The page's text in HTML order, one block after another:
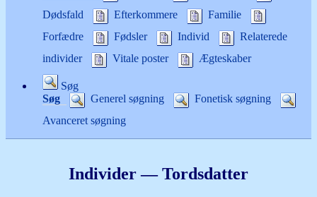
Dødsfald
Efterkommere
Familie
Forfædre
Fødsler Individ
Relaterede
individer
Vitale poster Ægteskaber
Søg
Søg
Generel søgning
Fonetisk søgning
Avanceret søgning
Individer —Tordsdatter